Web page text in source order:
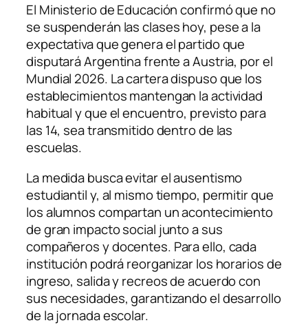
El Ministerio de Educación confirmó que no
se suspenderán las clases hoy, pese a la
expectativa que genera el partido que
disputará Argentina frente a Austria, por el
Mundial 2026. La cartera dispuso que los
establecimientos mantengan la actividad
habitual y que el encuentro, previsto para
las 14, sea transmitido dentro de las
escuelas.
La medida busca evitar el ausentismo
estudiantil y, al mismo tiempo, permitir que
los alumnos compartan un acontecimiento
de gran impacto social junto a sus
compañeros y docentes. Para ello, cada
institución podrá reorganizar los horarios de
ingreso, salida y recreos de acuerdo con
sus necesidades, garantizando el desarrollo
de la jornada escolar.